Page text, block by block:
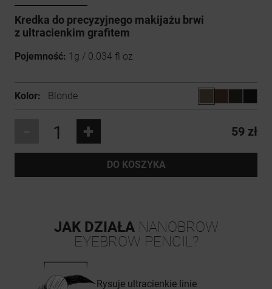
Kredka do precyzyjnego makijażu brwi
z ultracienkim grafitem
Pojemność: 1g / 0.034 fl oz
Kolor: Blonde
+ 59 zł
DO KOSZYKA
JAK DZIAŁANANOBROW
EYEBROW PENCIL?
Rysuje ultracienkie linie